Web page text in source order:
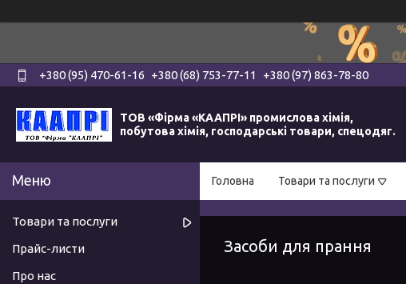
+380 (95) 470-61-16 +380 (68) 753-77-11 +380 (97) 863-78-80
ТОВ «Фірма «КААПРІ» промислова хімія,
побутова хімія, господарські товари, спецодяг.
Головна Товари та послуги
Засоби для прання
Товари та послуги
Прайс-листи
Про нас